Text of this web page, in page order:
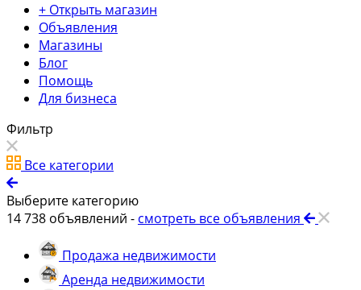
+ Открыть магазин
Объявления
Магазины
Блог
Помощь
Для бизнеса
Фильтр
Все категории
Выберите категорию
14 738 объявлений - смотреть все объявления
Продажа недвижимости
Аренда недвижимости